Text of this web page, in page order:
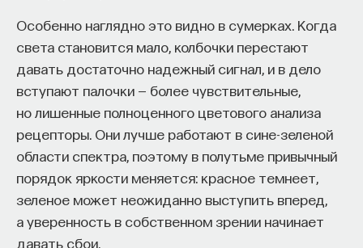
Особенно наглядно это видно в сумерках. Когда
света становится мало, колбочки перестают
давать достаточно надежный сигнал, и в дело
вступают палочки — более чувствительные,
но лишенные полноценного цветового анализа
рецепторы. Они лучше работают в сине-зеленой
области спектра, поэтому в полутьме привычный
порядок яркости меняется: красное темнеет,
зеленое может неожиданно выступить вперед,
а уверенность в собственном зрении начинает
давать сбои.
долго он опирается на свое первое образование,
речь идет не о нескольких годах,
а о десятилетиях».
У университета четыре цели
«Мы выделили четыре идеологии образования.
Первая — развитие и трансляция
дисциплинарного знания, где в центре находится
само знание, а не человек и не рынок труда.
Вторая — формирование определенного типа